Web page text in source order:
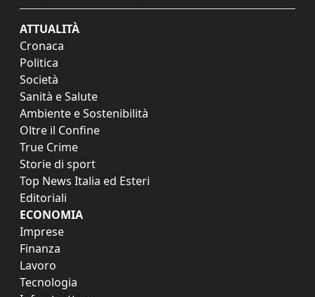
ATTUALITÀ
Cronaca
Politica
Società
Sanità e Salute
Ambiente e Sostenibilità
Oltre il Confine
True Crime
Storie di sport
Top News Italia ed Esteri
Editoriali
ECONOMIA
Imprese
Finanza
Lavoro
Tecnologia